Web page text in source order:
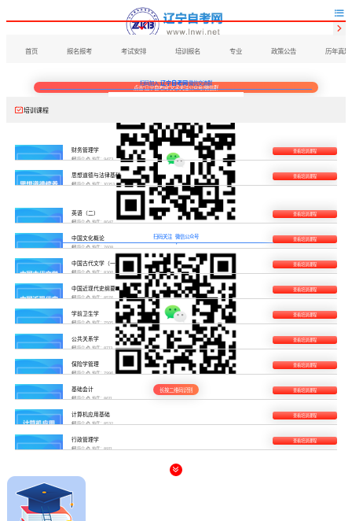

首页 报名报考 考试安排 培训报名 专业 政策公告 历年真题

扫码加入辽宁自考网微信交流群
扫码关注 微信公众号
长按二维码识别
点击“辽宁自考网”文字关注公众号/微信群
 培训课程
财务管理学
 简介 热度：9473
查看培训课程
思想道德与法律基础
 简介 热度：10353
查看培训课程
英语（二）
 简介 热度：8047
查看培训课程
中国文化概论
 简介 热度：7608
查看培训课程
中国古代文学（一）
 简介 热度：8300
查看培训课程
中国近现代史纲要
 简介 热度：8576
查看培训课程
学前卫生学
 简介 热度：7505
查看培训课程
公共关系学
 简介 热度：8713
查看培训课程
保险学管理
 简介 热度：7996
查看培训课程
基础会计
 简介 热度：8611
查看培训课程
计算机应用基础
 简介 热度：8532
查看培训课程
行政管理学
 简介 热度：8911
查看培训课程
教育管理心理学
政治学概论
